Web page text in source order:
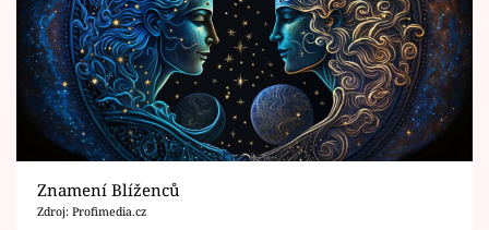
Horoskopy
Sledujte prima+
Filmový festival Karlovy Vary
Znamení Blíženců
Zdroj: Profimedia.cz